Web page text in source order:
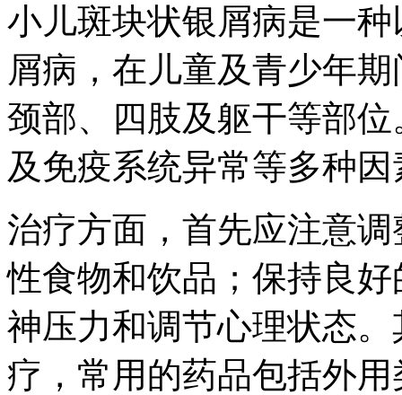
小儿斑块状银屑病是一
屑病，在儿童及青少年
颈部、四肢及躯干等部
及免疫系统异常等多种
治疗方面，首先应注意
性食物和饮品；保持良
神压力和调节心理状态
疗，常用的药品包括外